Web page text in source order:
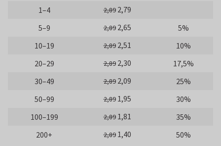
1–4
2,89 2,79
5–9
2,89 2,65
5%
10–19
2,89 2,51
10%
20–29
2,89 2,30
17,5%
30–49
2,89 2,09
25%
50–99
2,89 1,95
30%
100–199
2,89 1,81
35%
200+
2,89 1,40 50%